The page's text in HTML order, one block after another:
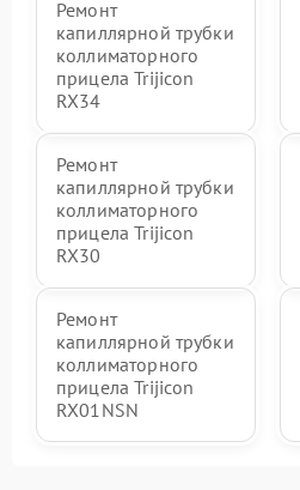
Ремонт
капиллярной трубки
коллиматорного
прицела Trijicon
RX34
Ремонт
капиллярной трубки
коллиматорного
прицела Trijicon
RX30
Ремонт
капиллярной трубки
коллиматорного
прицела Trijicon
RX01NSN